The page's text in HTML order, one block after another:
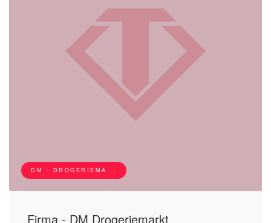
DM - DROGERIEMA...
Firma - DM Drogeriemarkt